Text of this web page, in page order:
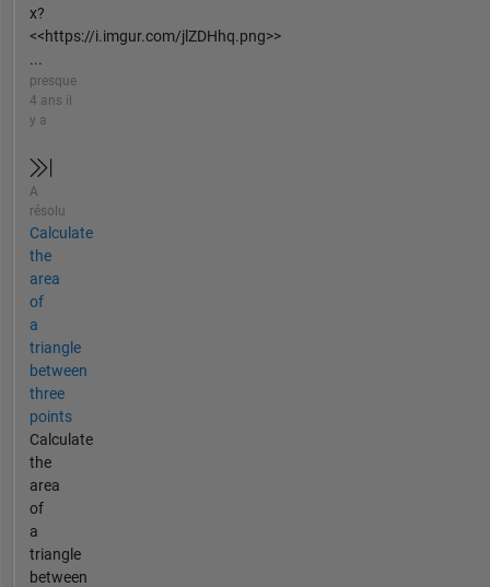
x?
<<https://i.imgur.com/jlZDHhq.png>>
...
presque
4 ans il
y a
A
résolu
Calculate
the
area
of
a
triangle
between
three
points
Calculate
the
area
of
a
triangle
between